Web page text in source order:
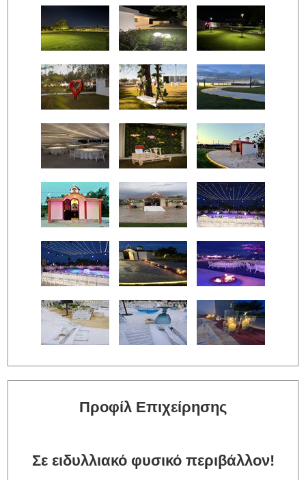
Προφίλ Επιχείρησης
Σε ειδυλλιακό φυσικό περιβάλλον!